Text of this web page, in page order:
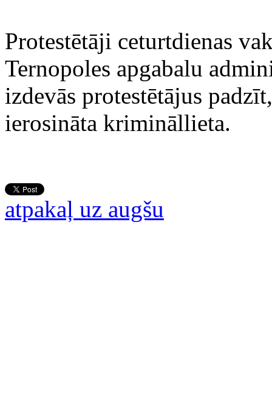
Protestētāji ceturtdienas
Ternopoles apgabalu
izdevās protestētājus
ierosināta krimināllieta.
atpakaļ uz augšu